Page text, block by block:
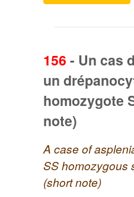
156 - Un cas
un
homozygote
note)
A case of
SS homozygous
(short note)